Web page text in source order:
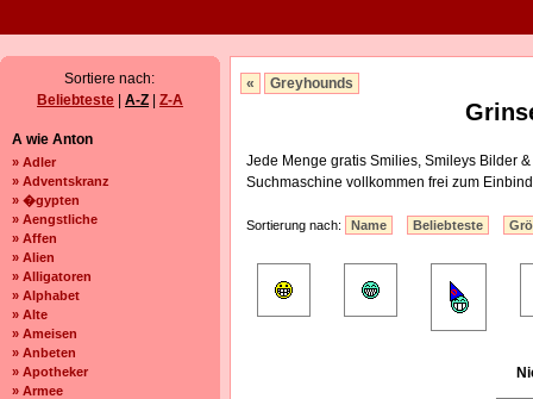
Sortiere nach:
Beliebteste
A-Z Z-A
A wie Anton
» Adler
» Adventskranz
» �gypten
» Aengstliche
» Affen
» Alien
» Alligatoren
» Alphabet
» Alte
» Ameisen
» Anbeten
» Apotheker
» Armee
« Greyhounds
Jede Menge gratis Smilies, Smileys Bilder
Suchmaschine vollkommen frei zum
Sortierung nach: Name Beliebteste